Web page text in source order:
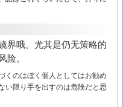
界哦。尤其是仍无策略的
险。
くのはぼく個人としてはお勧め
い限り手を出すのは危険だと思